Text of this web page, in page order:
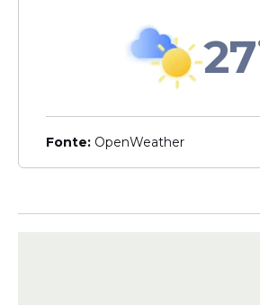
A programação foi
paraibana Gitana Pimentel.
compositora e atriz, ela
um espetáculo voltado à
cultura regional, reunindo
música nordestina e da
27
Fonte: OpenWeather